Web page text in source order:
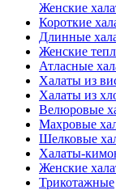
Женские
Короткие
Длинные
Женские
Атласные
Халаты из
Халаты из
Велюровые
Махровые
Шелковые
Халаты-
Женские
Трикотажные